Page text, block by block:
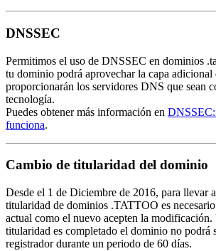
DNSSEC
Permitimos el uso de DNSSEC en dominios
tu dominio podrá aprovechar la capa adicional
proporcionarán los servidores DNS que sean
tecnología.
Puedes obtener más información en
funciona.
Cambio de titularidad del dominio
Desde el 1 de Diciembre de 2016, para llevar
titularidad de dominios .TATTOO es
actual como el nuevo acepten la
titularidad es completado el dominio no podrá
registrador durante un periodo de 60 días.